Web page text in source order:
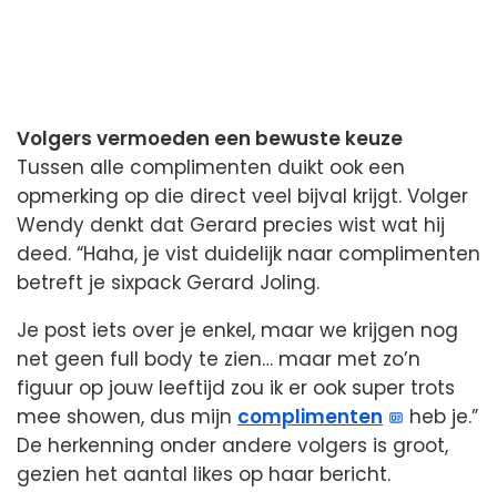
Volgers vermoeden een bewuste keuze
Tussen alle complimenten duikt ook een
opmerking op die direct veel bijval krijgt. Volger
Wendy denkt dat Gerard precies wist wat hij
deed. “Haha, je vist duidelijk naar complimenten
betreft je sixpack Gerard Joling.
Je post iets over je enkel, maar we krijgen nog
net geen full body te zien… maar met zo’n
figuur op jouw leeftijd zou ik er ook super trots
mee showen, dus mijn complimenten
heb je.”
De herkenning onder andere volgers is groot,
gezien het aantal likes op haar bericht.